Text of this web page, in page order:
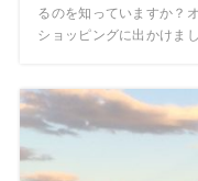
るのを知っていますか？
ショッピングに出かけまし